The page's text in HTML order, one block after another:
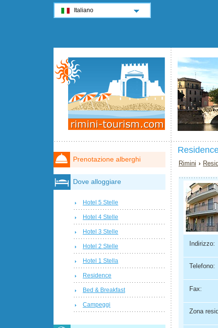
Rimini ›
Indirizzo:
Telefono:
Fax:
Zona
Prenotazione alberghi
Dove alloggiare
Hotel 5 Stelle
Hotel 4 Stelle
Hotel 3 Stelle
Hotel 2 Stelle
Hotel 1 Stella
Residence
Bed & Breakfast
Campeggi
Italiano